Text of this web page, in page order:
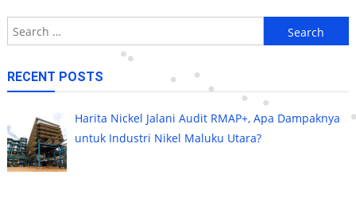
Search
for:
RECENT POSTS
Harita Nickel Jalani Audit RMAP+, Apa Dampaknya
untuk Industri Nikel Maluku Utara?